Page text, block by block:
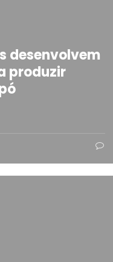
desenvolvem
produzir